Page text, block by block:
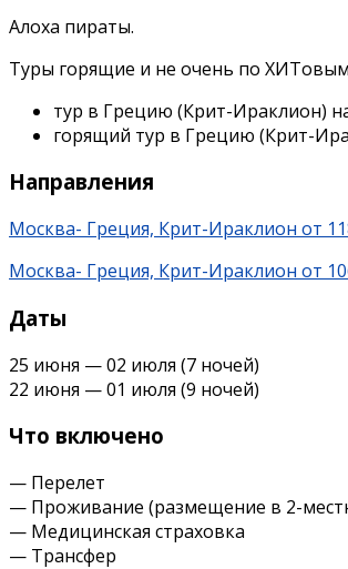
Алоха пираты.
Туры горящие и не очень по
тур в Грецию (Крит-Ираклион)
горящий тур в Грецию (Крит-
Направления
Москва- Греция, Крит-Ираклион от
Москва- Греция, Крит-Ираклион от
Даты
25 июня — 02 июля (7 ночей)
22 июня — 01 июля (9 ночей)
Что включено
— Перелет
— Проживание (размещение в 2-
— Медицинская страховка
— Трансфер